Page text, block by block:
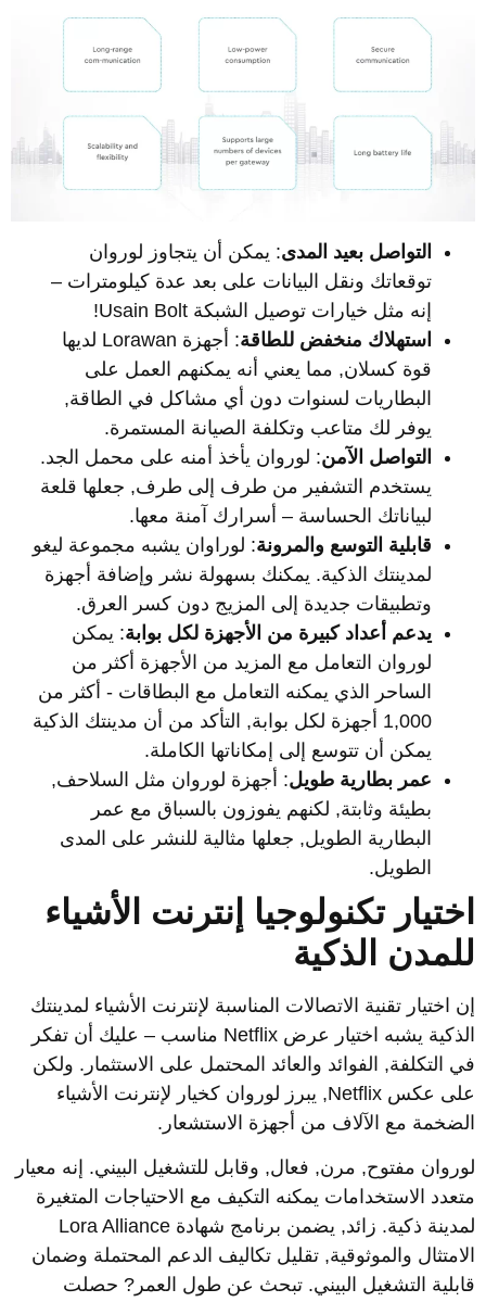
التواصل بعيد المدى: يمكن أن يتجاوز لوروان
توقعاتك ونقل البيانات على بعد عدة كيلومترات –
إنه مثل خيارات توصيل الشبكة Usain Bolt!
استهلاك منخفض للطاقة
: أجهزة Lorawan لديها
قوة كسلان, مما يعني أنه يمكنهم العمل على
البطاريات لسنوات دون أي مشاكل في الطاقة,
يوفر لك متاعب وتكلفة الصيانة المستمرة.
التواصل الآمن: لوروان يأخذ أمنه على محمل الجد.
يستخدم التشفير من طرف إلى طرف, جعلها قلعة
لبياناتك الحساسة – أسرارك آمنة معها.
قابلية التوسع والمرونة: لوراوان يشبه مجموعة ليغو
لمدينتك الذكية. يمكنك بسهولة نشر وإضافة أجهزة
وتطبيقات جديدة إلى المزيج دون كسر العرق.
يدعم أعداد كبيرة من الأجهزة لكل بوابة : يمكن
لوروان التعامل مع المزيد من الأجهزة أكثر من
الساحر الذي يمكنه التعامل مع البطاقات - أكثر من
1,000 أجهزة لكل بوابة, التأكد من أن مدينتك الذكية
يمكن أن تتوسع إلى إمكاناتها الكاملة.
عمر بطارية طويل: أجهزة لوروان مثل السلاحف,
بطيئة وثابتة, لكنهم يفوزون بالسباق مع عمر
البطارية الطويل, جعلها مثالية للنشر على المدى
الطويل.
تكنولوجيا إنترنت الأشياء
الذكية
اختيار تقنية الاتصالات المناسبة لإنترنت الأشياء لمدينتك
الذكية يشبه اختيار عرض Netflix مناسب – عليك أن تفكر
التكلفة, الفوائد والعائد المحتمل على الاستثمار. ولكن
على عكس Netflix, يبرز لوروان كخيار لإنترنت الأشياء
مع الآلاف من أجهزة الاستشعار.
مفتوح, مرن, فعال, وقابل للتشغيل البيني. إنه معيار
الاستخدامات يمكنه التكيف مع الاحتياجات المتغيرة
لمدينة ذكية. زائد, يضمن برنامج شهادة Lora Alliance
والموثوقية, تقليل تكاليف الدعم المحتملة وضمان
التشغيل البيني. تبحث عن طول العمر? حصلت